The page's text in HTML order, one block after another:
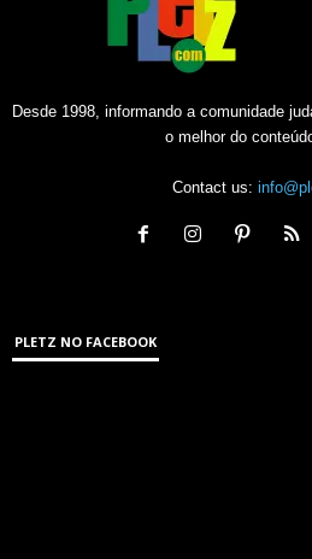
Desde 1998, informando a comunidade
o melhor do
Contact us:
PLETZ NO FACEBOOK